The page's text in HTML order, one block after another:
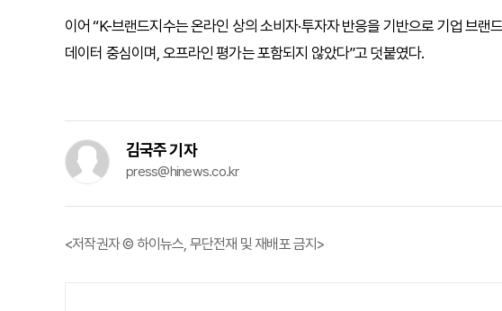
이어 “K-브랜드지수는 온라인 상의 소비자·투자자 반응을 기반으로 기업 브랜
데이터 중심이며, 오프라인 평가는 포함되지 않았다”고 덧붙였다.
김국주 기자
press@hinews.co.kr
<저작권자 © 하이뉴스, 무단전재 및 재배포 금지>